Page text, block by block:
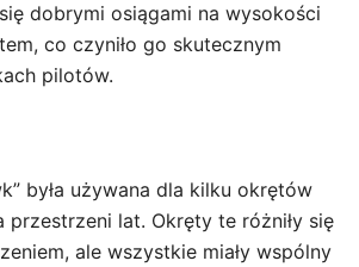
dobrymi osiągami na wysokości
co czyniło go skutecznym
pilotów.
była używana dla kilku okrętów
przestrzeni lat. Okręty te różniły się
ale wszystkie miały wspólny